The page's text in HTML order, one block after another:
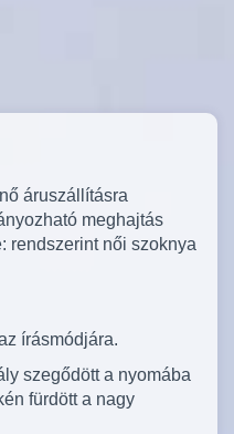
áruszállításra
meghajtás
rendszerint női szoknya
írásmódjára.
szegődött a nyomába
fürdött a nagy